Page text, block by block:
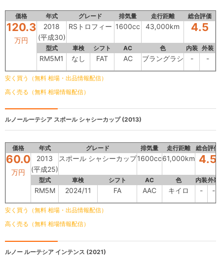
価格 年式 グレード 排気量 走行距離 総合評価
120.3
万円
2018
(平成30)
RSトロフィー 1600cc 43,000km 4.5
型式 車検 シフト AC 色 内装 外装
RM5M1 なし FAT AC ブラングラシ - -
安く買う（無料 相場・出品情報配信）
高く売る（無料 相場情報配信）
ルノールーテシア スポール シャシーカップ (2013)
価格 年式 グレード 排気量 走行距離 総合評価
60.0
万円
2013
(平成25)
スポール シャシーカップ1600cc61,000km 4.5
型式 車検 シフト AC 色 内装外装
RM5M 2024/11 FA AAC キイロ - -
安く買う（無料 相場・出品情報配信）
高く売る（無料 相場情報配信）
ルノー ルーテシア インテンス (2021)